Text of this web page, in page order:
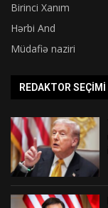
Birinci Xanım
Hərbi And
Müdafiə naziri
REDAKTOR SEÇIMI